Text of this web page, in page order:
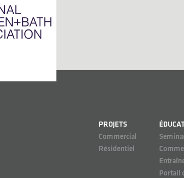
PROJETS
Commercial
Résidentiel
Portail